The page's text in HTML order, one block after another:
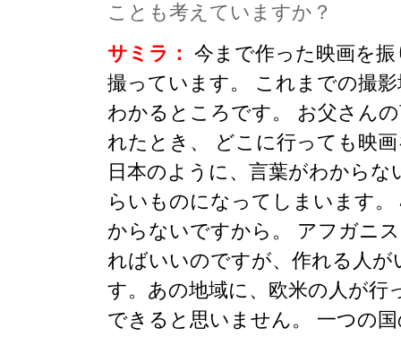
ことも考えていますか？
サミラ： 今まで作った映画を
撮っています。 これまでの撮
わかるところです。 お父さん
れたとき、 どこに行っても映
日本のように、言葉がわから
らいものになってしまいます
からないですから。 アフガニ
ればいいのですが、作れる人
す。あの地域に、欧米の人が行
できると思いません。 一つの